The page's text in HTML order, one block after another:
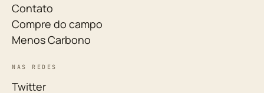
Contato
Compre do campo
Menos Carbono
NAS REDES
Twitter